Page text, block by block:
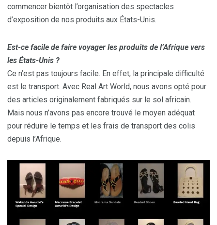
commencer bientôt l’organisation des spectacles
d’exposition de nos produits aux États-Unis.
Est-ce facile de faire voyager les produits de l’Afrique vers
les États-Unis ?
Ce n’est pas toujours facile. En effet, la principale difficulté
est le transport. Avec Real Art World, nous avons opté pour
des articles originalement fabriqués sur le sol africain.
Mais nous n’avons pas encore trouvé le moyen adéquat
pour réduire le temps et les frais de transport des colis
depuis l’Afrique.